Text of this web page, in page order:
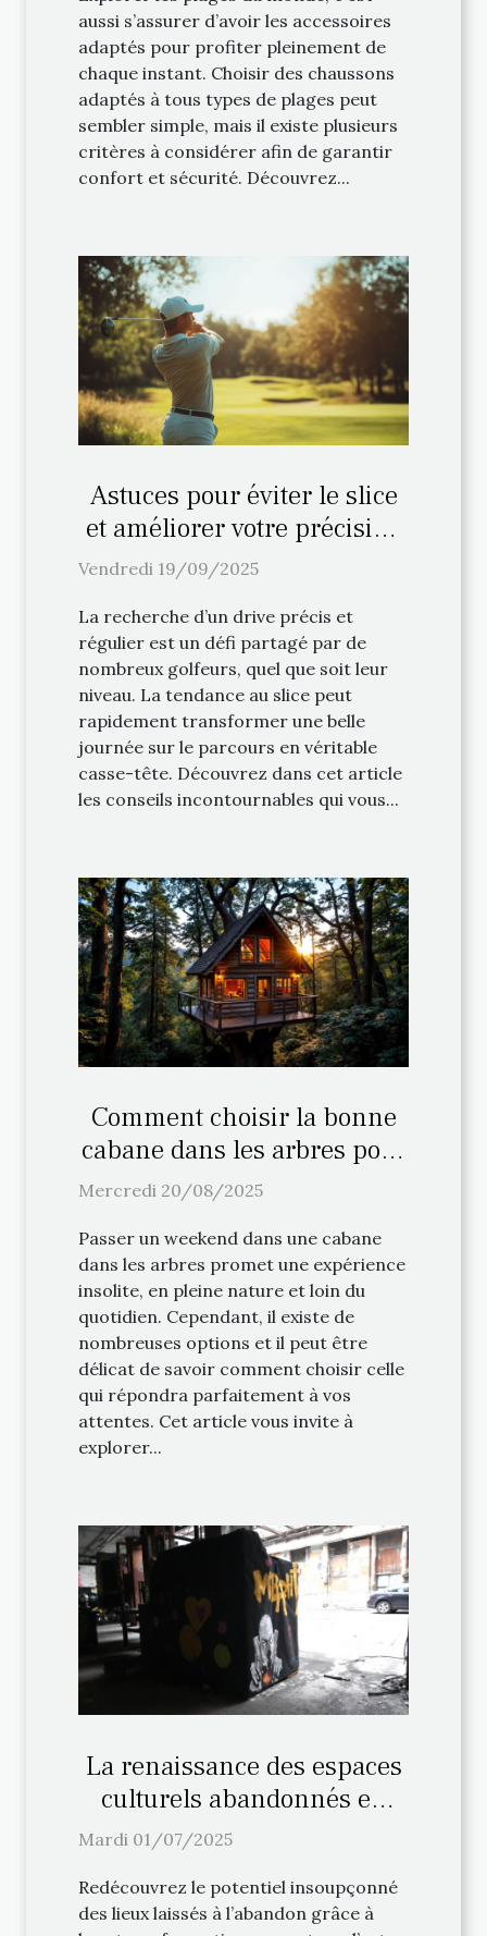
aussi s’assurer d’avoir les accessoires
adaptés pour profiter pleinement de
chaque instant. Choisir des chaussons
adaptés à tous types de plages peut
sembler simple, mais il existe plusieurs
critères à considérer afin de garantir
confort et sécurité. Découvrez...
Astuces pour éviter le slice
et améliorer votre précision
au drive
Vendredi 19/09/2025
La recherche d’un drive précis et
régulier est un défi partagé par de
nombreux golfeurs, quel que soit leur
niveau. La tendance au slice peut
rapidement transformer une belle
journée sur le parcours en véritable
casse-tête. Découvrez dans cet article
les conseils incontournables qui vous...
Comment choisir la bonne
cabane dans les arbres pour
votre weekend ?
Mercredi 20/08/2025
Passer un weekend dans une cabane
dans les arbres promet une expérience
insolite, en pleine nature et loin du
quotidien. Cependant, il existe de
nombreuses options et il peut être
délicat de savoir comment choisir celle
qui répondra parfaitement à vos
attentes. Cet article vous invite à
explorer...
La renaissance des espaces
culturels abandonnés en
centres d'art
Mardi 01/07/2025
Redécouvrez le potentiel insoupçonné
des lieux laissés à l’abandon grâce à